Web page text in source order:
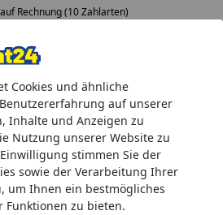
Cookies und ähnliche
auf unserer
Inhalte und Anzeigen zu
Nutzung unserer Website zu
stimmen Sie der
sowie der Verarbeitung Ihrer
um Ihnen ein bestmögliches
zu bieten.
Rechnung (10 Zahlarten)
Brisbane 30
Überlaufelement